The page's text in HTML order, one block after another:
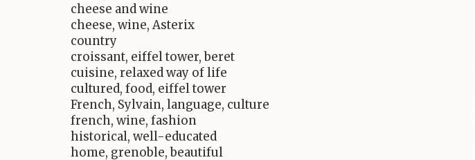
cheese and wine
cheese, wine, Asterix
country
croissant, eiffel tower, beret
cuisine, relaxed way of life
cultured, food, eiffel tower
French, Sylvain, language, culture
french, wine, fashion
historical, well-educated
home, grenoble, beautiful